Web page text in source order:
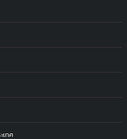
ทศ